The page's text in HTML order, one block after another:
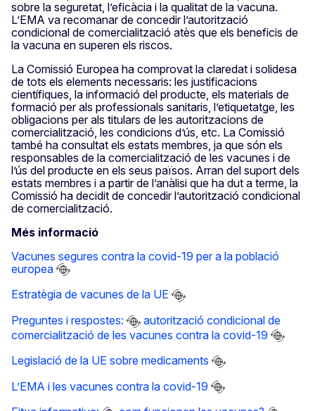
sobre la seguretat, l’eficàcia i la qualitat de la vacuna.
L’EMA va recomanar de concedir l’autorització
condicional de comercialització atès que els beneficis de
la vacuna en superen els riscos.
La Comissió Europea ha comprovat la claredat i solidesa
de tots els elements necessaris: les justificacions
científiques, la informació del producte, els materials de
formació per als professionals sanitaris, l’etiquetatge, les
obligacions per als titulars de les autoritzacions de
comercialització, les condicions d’ús, etc. La Comissió
també ha consultat els estats membres, ja que són els
responsables de la comercialització de les vacunes i de
l’ús del producte en els seus països. Arran del suport dels
estats membres i a partir de l’anàlisi que ha dut a terme, la
Comissió ha decidit de concedir l’autorització condicional
de comercialització.
Més informació
Vacunes segures contra la covid-19 per a la població
europea
Estratègia de vacunes de la UE
Preguntes i respostes:
autorització condicional de
comercialització de les vacunes contra la covid-19
Legislació de la UE sobre medicaments
L’EMA i les vacunes contra la covid-19